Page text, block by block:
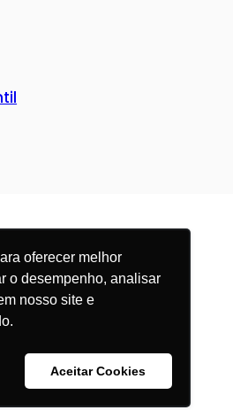
oferecer melhor
o desempenho, analisar
nosso site e
Aceitar Cookies
Nutrição. Todos os direitos